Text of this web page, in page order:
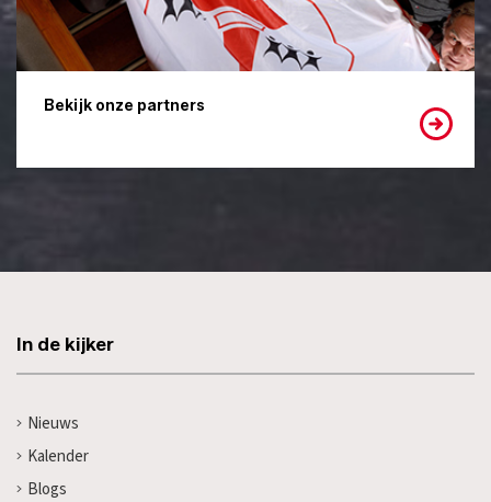
Bekijk onze partners
In de kijker
Nieuws
Kalender
Blogs